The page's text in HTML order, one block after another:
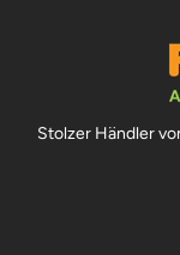
Stolzer Händler